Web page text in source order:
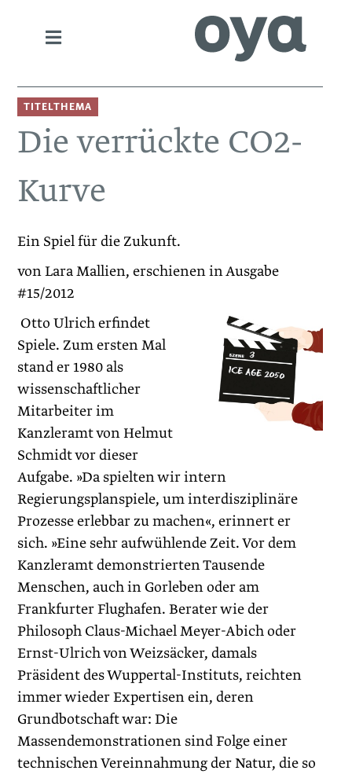
TITELTHEMA
Die verrückte CO2-
Kurve
Ein Spiel für die Zukunft.
von Lara Mallien, erschienen in Ausgabe
#15/2012
Otto Ulrich erfindet
Spiele. Zum ersten Mal
stand er 1980 als
wissenschaftlicher
Mitarbeiter im
Kanzleramt von Helmut
Schmidt vor dieser
Aufgabe. »Da spielten wir intern
Regierungsplanspiele, um interdisziplinäre
Prozesse erlebbar zu machen«, erinnert er
sich. »Eine sehr aufwühlende Zeit. Vor dem
Kanzleramt demonstrierten Tausende
Menschen, auch in Gorleben oder am
Frankfurter Flughafen. Berater wie der
Philosoph Claus-Micha­el Meyer-Abich oder
Ernst-Ulrich von Weizsäcker, damals
Präsident des Wuppertal-Instituts, reichten
immer wieder Expertisen ein, deren
Grundbotschaft war: Die
Massendemonstrationen sind Folge einer
technischen Vereinnahmung der Natur, die so